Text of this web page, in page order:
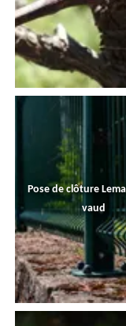
Pose de clôture
vaud